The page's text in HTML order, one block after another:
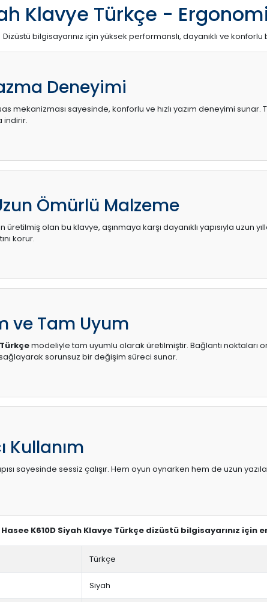
Klavye Türkçe -
Dizüstü bilgisayarınız için yüksek performanslı, dayanıklı ve konforlu
Deneyimi
mekanizması sayesinde, konforlu ve hızlı yazım deneyimi sunar.
indirir.
Ömürlü Malzeme
olan bu klavye, aşınmaya karşı dayanıklı yapısıyla uzun
korur.
ve Tam Uyum
modeliyle tam uyumlu olarak üretilmiştir. Bağlantı noktaları
sorunsuz bir değişim süreci sunar.
Kullanım
sayesinde sessiz çalışır. Hem oyun oynarken hem de uzun
K610D Siyah Klavye Türkçe dizüstü bilgisayarınız için
Türkçe
Siyah